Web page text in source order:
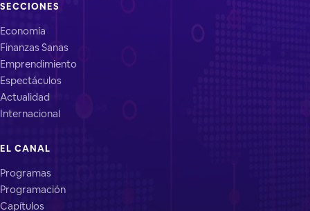
SECCIONES
Economía
Finanzas Sanas
Emprendimiento
Espectáculos
Actualidad
Internacional
EL CANAL
Programas
Programación
Capítulos